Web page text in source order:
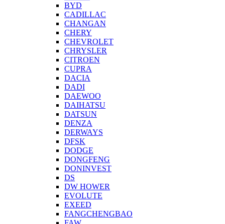
BYD
CADILLAC
CHANGAN
CHERY
CHEVROLET
CHRYSLER
CITROEN
CUPRA
DACIA
DADI
DAEWOO
DAIHATSU
DATSUN
DENZA
DERWAYS
DFSK
DODGE
DONGFENG
DONINVEST
DS
DW HOWER
EVOLUTE
EXEED
FANGCHENGBAO